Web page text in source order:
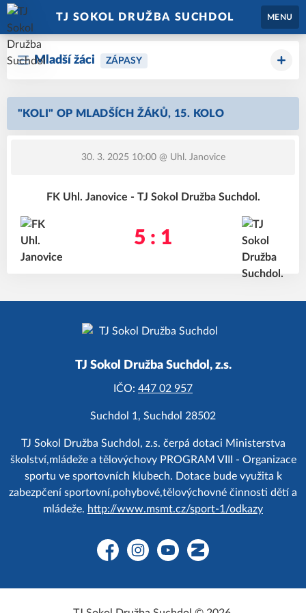
TJ SOKOL DRUŽBA SUCHDOL MENU
Mladší žáci ZÁPASY
"KOLI" OP MLADŠÍCH ŽÁKŮ, 15. KOLO
30. 3. 2025 10:00@ Uhl. Janovice
FK Uhl. Janovice - TJ Sokol Družba Suchdol.
5 : 1
TJ Sokol Družba Suchdol, z.s.
IČO: 447 02 957
Suchdol 1, Suchdol 28502
TJ Sokol Družba Suchdol, z.s. čerpá dotaci Ministerstva
školství,mládeže a tělovýchovy PROGRAM VIII - Organizace
sportu ve sportovních klubech. Dotace bude využita k
zabezpčení sportovní,pohybové,tělovýchovné činnosti dětí a
mládeže. http://www.msmt.cz/sport-1/odkazy
FacebookInstagramYouTubeZonerama